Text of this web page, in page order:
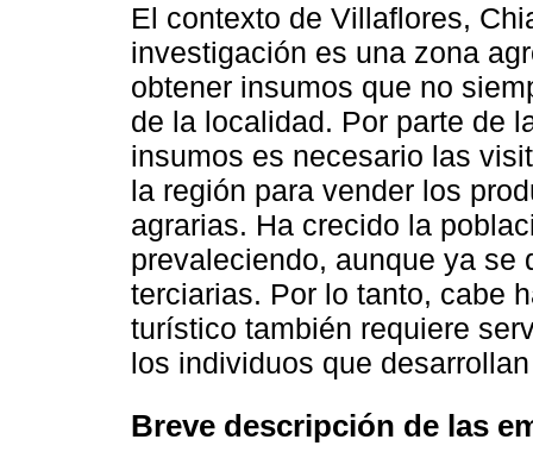
El contexto de Villaflores,
investigación es una zona
obtener insumos que no
de la localidad. Por parte de
insumos es necesario las
la región para vender los
agrarias. Ha crecido la
prevaleciendo, aunque ya se
terciarias. Por lo tanto, cabe
turístico también requiere
los individuos que
Breve descripción de las